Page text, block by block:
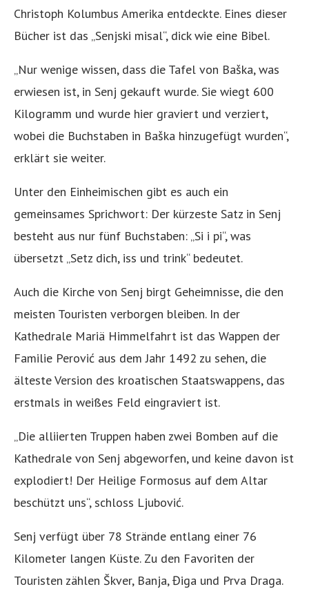
Christoph Kolumbus Amerika entdeckte. Eines dieser
Bücher ist das „Senjski misal“, dick wie eine Bibel.
„Nur wenige wissen, dass die Tafel von Baška, was
erwiesen ist, in Senj gekauft wurde. Sie wiegt 600
Kilogramm und wurde hier graviert und verziert,
wobei die Buchstaben in Baška hinzugefügt wurden“,
erklärt sie weiter.
Unter den Einheimischen gibt es auch ein
gemeinsames Sprichwort: Der kürzeste Satz in Senj
besteht aus nur fünf Buchstaben: „Si i pi“, was
übersetzt „Setz dich, iss und trink“ bedeutet.
Auch die Kirche von Senj birgt Geheimnisse, die den
meisten Touristen verborgen bleiben. In der
Kathedrale Mariä Himmelfahrt ist das Wappen der
Familie Perović aus dem Jahr 1492 zu sehen, die
älteste Version des kroatischen Staatswappens, das
erstmals in weißes Feld eingraviert ist.
„Die alliierten Truppen haben zwei Bomben auf die
Kathedrale von Senj abgeworfen, und keine davon ist
explodiert! Der Heilige Formosus auf dem Altar
beschützt uns“, schloss Ljubović.
Senj verfügt über 78 Strände entlang einer 76
Kilometer langen Küste. Zu den Favoriten der
Touristen zählen Škver, Banja, Điga und Prva Draga.